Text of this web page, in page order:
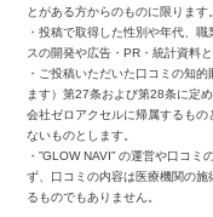
とがある方からのものに限ります。
・投稿で取得した性別や年代、
スの開発や広告・PR・統計資料
・ご投稿いただいた口コミの知
ます）第27条および第28条に定
会社ゼロアクセルに帰属するもの
ないものとします。
・”GLOW NAVI” の運営や口コ
ず、口コミの内容は医療機関の
るものでもありません。